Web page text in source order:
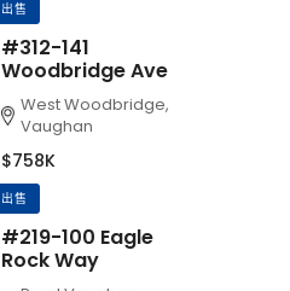
出售
#312-141
Woodbridge Ave
West Woodbridge,
Vaughan
$758K
出售
#219-100 Eagle
Rock Way